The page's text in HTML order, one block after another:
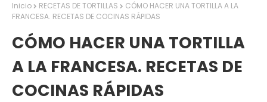
Inicio RECETAS DE TORTILLAS
CÓMO HACER UNA TORTILLA A LA
FRANCESA. RECETAS DE COCINAS RÁPIDAS
CÓMO HACER UNA TORTILLA
A LA FRANCESA. RECETAS DE
COCINAS RÁPIDAS